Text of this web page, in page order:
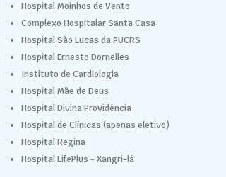
Hospital Moinhos de Vento
Complexo Hospitalar Santa Casa
Hospital São Lucas da PUCRS
Hospital Ernesto Dornelles
Instituto de Cardiologia
Hospital Mãe de Deus
Hospital Divina Providência
Hospital de Clínicas (apenas eletivo)
Hospital Regina
Hospital LifePlus - Xangri-lá